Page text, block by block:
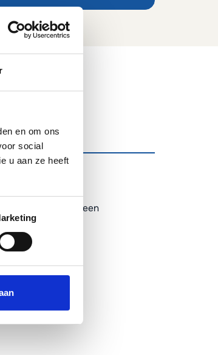
en om ons
social
u aan ze heeft
een factuur met een